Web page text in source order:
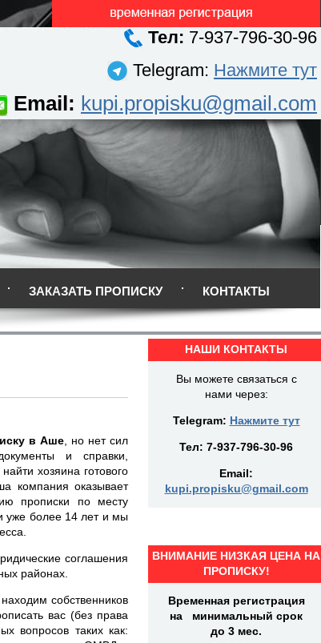
Тел: 7-937-796-30-96
Telegram: Нажмите тут
Email: kupi.propisku@gmail.com
ЗАКАЗАТЬ ПРОПИСКУ КОНТАКТЫ
в Аше , но нет сил
и справки,
хозяина готового
компания оказывает
прописки по месту
уже более 14 лет и мы
соглашения
районах.
собственников
вас (без права
вопросов таких как:
НАШИ КОНТАКТЫ
Вы можете связаться с
нами через:
Telegram: Нажмите тут
Тел: 7-937-796-30-96
Email:
kupi.propisku@gmail.com
ВНИМАНИЕ НИЗКАЯ ЦЕНА НА
ПРОПИСКУ!
Временная регистрация
на минимальный срок
до 3 мес.